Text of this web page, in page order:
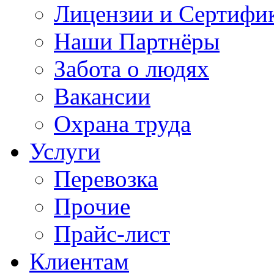
Лицензии и
Наши Партнёры
Забота о людях
Вакансии
Охрана труда
Услуги
Перевозка
Прочие
Прайс-лист
Клиентам